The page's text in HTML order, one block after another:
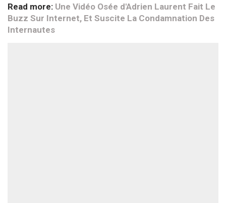
Read more: Une Vidéo Osée d'Adrien Laurent Fait Le
Buzz Sur Internet, Et Suscite La Condamnation Des
Internautes